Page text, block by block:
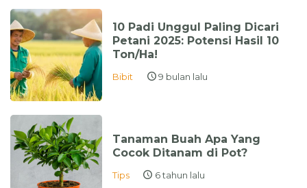
10 Padi Unggul Paling Dicari
Petani 2025: Potensi Hasil 10
Ton/Ha!
Bibit 9 bulan lalu
Tanaman Buah Apa Yang
Cocok Ditanam di Pot?
Tips 6 tahun lalu